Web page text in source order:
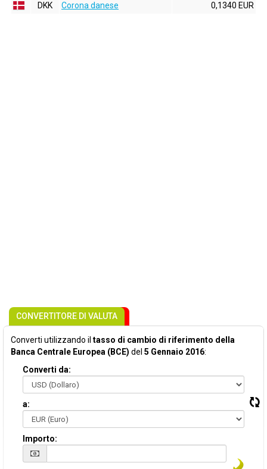
DKK
Corona danese 0,1340 EUR
CONVERTITORE DI VALUTA
Converti utilizzando il tasso di cambio di riferimento della
Banca Centrale Europea (BCE) del 5 Gennaio 2016:
Converti da:
a:
Importo: